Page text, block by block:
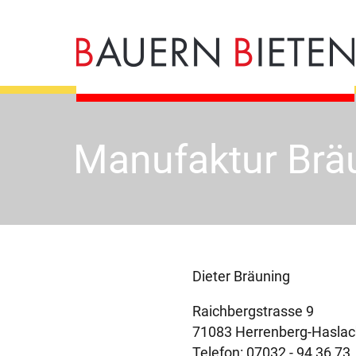
Manufaktur
Dieter Bräuning
Raichbergstrasse 9
71083 Herrenberg-
Telefon: 07032 - 94 36 73